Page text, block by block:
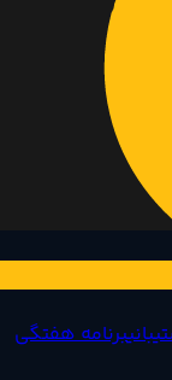
برنامه هفتگی